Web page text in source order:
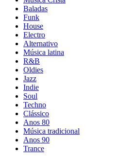
Baladas
Funk
House
Electro
Alternativo
Música latina
R&B
Oldies
Jazz
Indie
Soul
Techno
Clássico
Anos 80
Música tradicional
Anos 90
Trance